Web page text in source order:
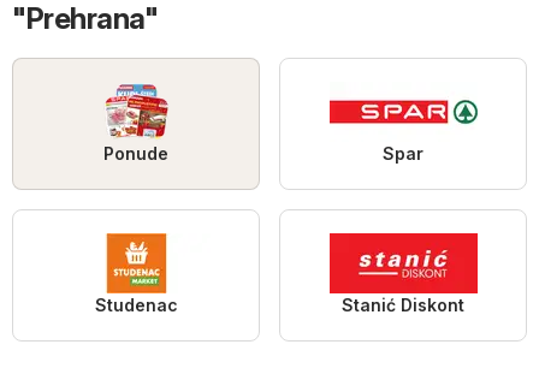
"Prehrana"
Ponude Spar
Studenac Stanić Diskont